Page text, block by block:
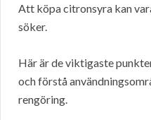
Att köpa citronsyra kan
söker.
Här är de viktigaste
och förstå
rengöring.